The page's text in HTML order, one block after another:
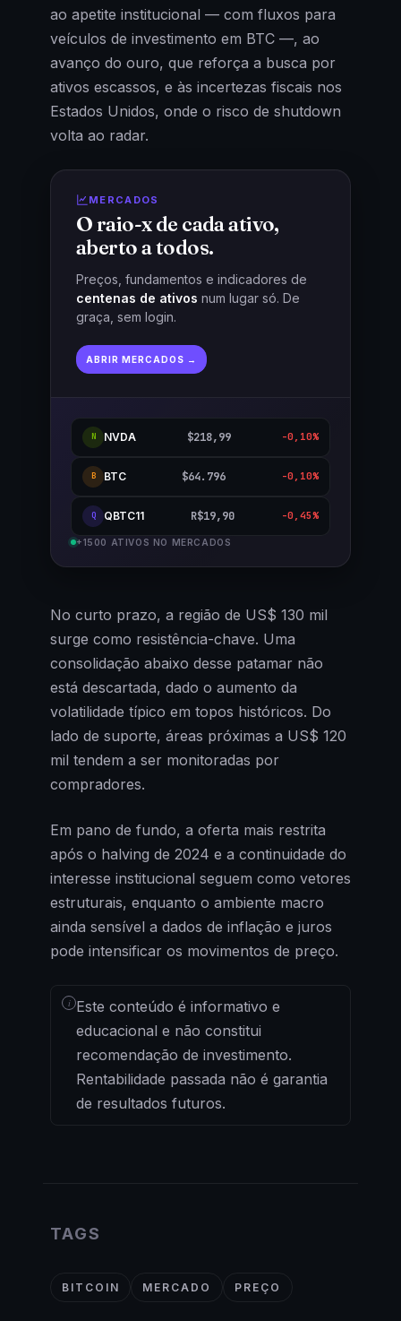
ao apetite institucional — com fluxos para
veículos de investimento em BTC —, ao
avanço do ouro, que reforça a busca por
ativos escassos, e às incertezas fiscais nos
Estados Unidos, onde o risco de shutdown
volta ao radar.
MERCADOS
O raio-x de cada ativo,
aberto a todos.
Preços, fundamentos e indicadores de
centenas de ativos num lugar só. De
graça, sem login.
ABRIR MERCADOS →
N NVDA $218,99 -0,10%
B BTC $64.796 -0,10%
Q QBTC11 R$19,90 -0,45%
+1500 ATIVOS NO MERCADOS
No curto prazo, a região de US$ 130 mil
surge como resistência-chave. Uma
consolidação abaixo desse patamar não
está descartada, dado o aumento da
volatilidade típico em topos históricos. Do
lado de suporte, áreas próximas a US$ 120
mil tendem a ser monitoradas por
compradores.
Em pano de fundo, a oferta mais restrita
após o halving de 2024 e a continuidade do
interesse institucional seguem como vetores
estruturais, enquanto o ambiente macro
ainda sensível a dados de inflação e juros
pode intensificar os movimentos de preço.
i Este conteúdo é informativo e
educacional e não constitui
recomendação de investimento.
Rentabilidade passada não é garantia
de resultados futuros.
TAGS
BITCOIN MERCADO PREÇO